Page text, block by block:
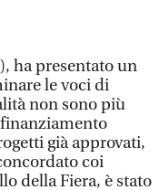
ha presentato un
le voci di
non sono più
già approvati,
coi
della Fiera, è stato